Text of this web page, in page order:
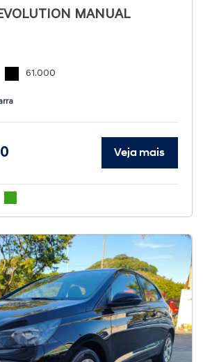
MANUAL
61.000
Veja mais